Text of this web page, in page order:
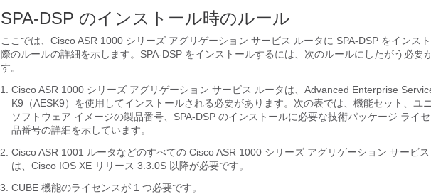
SPA-DSP のインストール時のルール
ここでは、Cisco ASR 1000 シリーズ アグリゲーション サービス ルータに SPA-DSP をインス
際のルールの詳細を示します。SPA-DSP をインストールするには、次のルールにしたがう必要
す。
Cisco ASR 1000 シリーズ アグリゲーション サービス ルータは、Advanced Enterprise
K9（AESK9）を使用してインストールされる必要があります。次の表では、機能セット、ユ
ソフトウェア イメージの製品番号、SPA-DSP のインストールに必要な技術パッケージ ライ
品番号の詳細を示しています。
Cisco ASR 1001 ルータなどのすべての Cisco ASR 1000 シリーズ アグリゲーション サービ
は、Cisco IOS XE リリース 3.3.0S 以降が必要です。
CUBE 機能のライセンスが 1 つ必要です。